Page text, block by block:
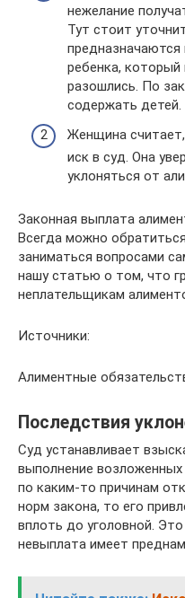
нежелание
Тут стоит
ребенка, который
разошлись. По
содержать детей.
Женщина
иск в суд. Она
уклоняться от
Законная выплата
Всегда можно
заниматься вопросами
нашу статью о том, что
неплательщикам
Источники:
Алиментные
Последствия
Суд устанавливает
выполнение
по каким-то причинам
норм закона, то его
вплоть до уголовной. Это
невыплата имеет